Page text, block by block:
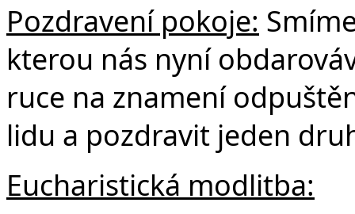
Pozdravení pokoje:
kterou nás nyní
ruce na znamení
lidu a pozdravit jeden
Eucharistická modlitba: